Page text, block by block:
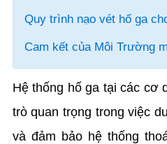
Quy trình nạo vét hố ga
Cam kết của Môi Trường
Hệ thống hố ga tại các cơ
trò quan trọng trong việc
và đảm bảo hệ thống